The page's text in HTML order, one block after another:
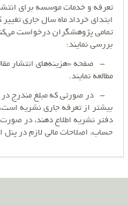
تعرفه و خدمات موسسه برای
ابتدای خرداد ماه سال جاری تغییر
تمامی پژوهشگران درخواست
بررسی نمایند:
- صفحه «هزینه‌های انتشار
مطالعه نمایند.
- در صورتی که مبلغ مندرج در
بیشتر از تعرفه جاری نشریه
دفتر نشریه اطلاع دهند، در
حساب، اصلاحات مالی لازم در پنل